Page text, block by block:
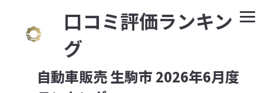
⼝コミ評価ランキン
グ
自動車販売 生駒市 2026年6月度